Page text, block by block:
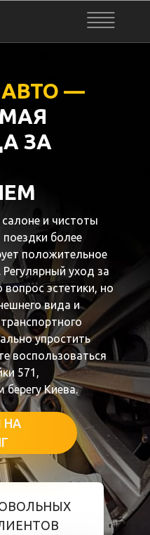
—
ЗА
и чистоты
поездки более
положительное
уход за
эстетики, но
вида и
упростить
воспользоваться
571,
Киева.
НА